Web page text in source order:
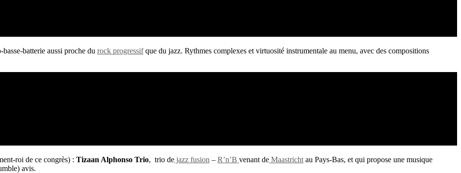
batterie aussi proche du rock progressifque du jazz. Rythmes complexes et virtuosité instrumentale au menu, avec des compositions
roi de ce congrès) : Tizaan Alphonso Trio, trio de jazz fusion – R’n’B venant de Maastricht au Pays-Bas, et qui propose une musique
avis.